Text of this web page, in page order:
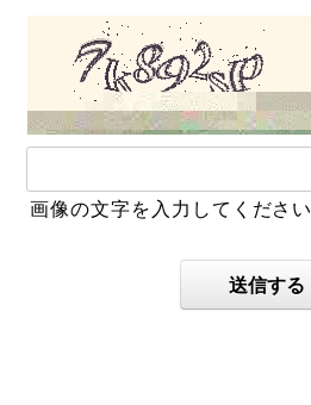
画像の文字を入力してください
送信する